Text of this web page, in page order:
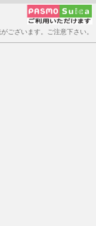
ございます。ご注意下さい。